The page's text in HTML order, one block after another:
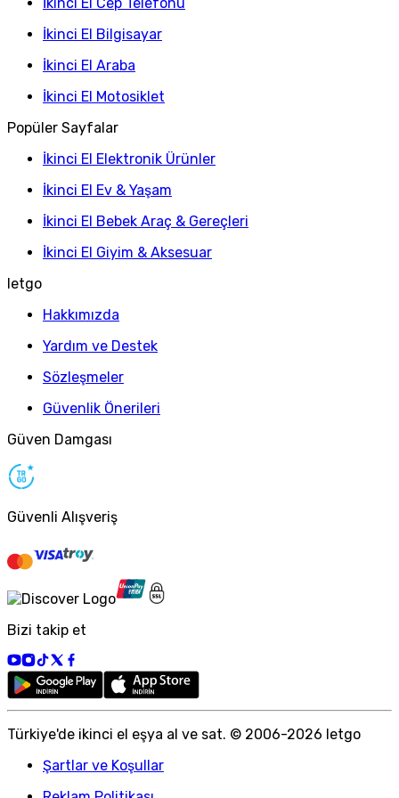
İkinci El Bilgisayar
İkinci El Araba
İkinci El Motosiklet
Popüler Sayfalar
İkinci El Elektronik Ürünler
İkinci El Ev & Yaşam
İkinci El Bebek Araç & Gereçleri
İkinci El Giyim & Aksesuar
letgo
Hakkımızda
Yardım ve Destek
Sözleşmeler
Güvenlik Önerileri
Güven Damgası
Güvenli Alışveriş
Bizi takip et
Türkiye'de ikinci el eşya al ve sat. © 2006-2026 letgo
Şartlar ve Koşullar